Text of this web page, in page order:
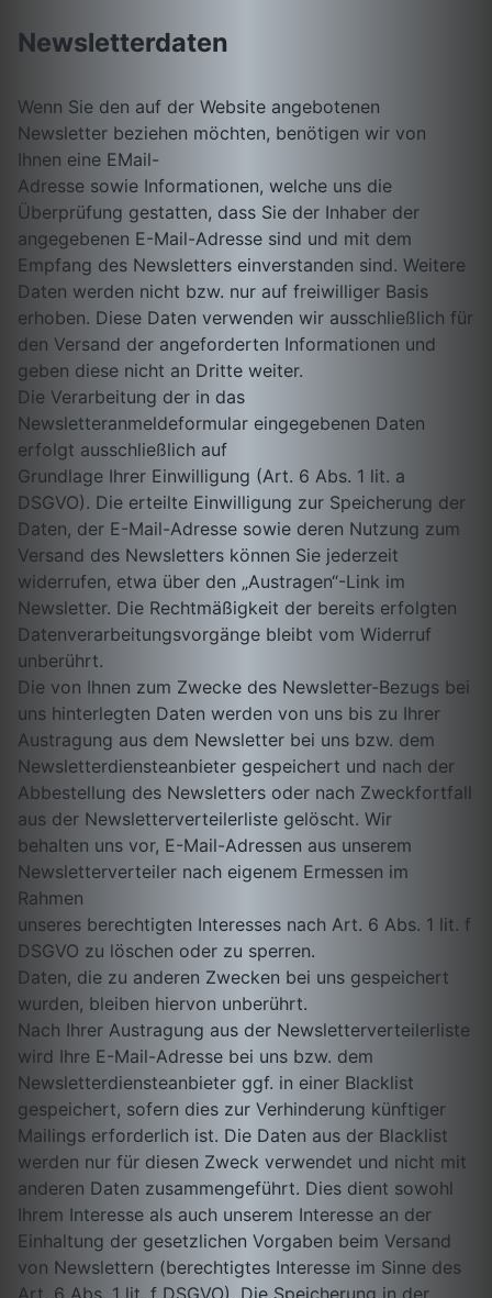
Newsletterdaten
Wenn Sie den auf der Website angebotenen
Newsletter beziehen möchten, benötigen wir von
Ihnen eine EMail-
Adresse sowie Informationen, welche uns die
Überprüfung gestatten, dass Sie der Inhaber der
angegebenen E-Mail-Adresse sind und mit dem
Empfang des Newsletters einverstanden sind. Weitere
Daten werden nicht bzw. nur auf freiwilliger Basis
erhoben. Diese Daten verwenden wir ausschließlich für
den Versand der angeforderten Informationen und
geben diese nicht an Dritte weiter.
Die Verarbeitung der in das
Newsletteranmeldeformular eingegebenen Daten
erfolgt ausschließlich auf
Grundlage Ihrer Einwilligung (Art. 6 Abs. 1 lit. a
DSGVO). Die erteilte Einwilligung zur Speicherung der
Daten, der E-Mail-Adresse sowie deren Nutzung zum
Versand des Newsletters können Sie jederzeit
widerrufen, etwa über den „Austragen“-Link im
Newsletter. Die Rechtmäßigkeit der bereits erfolgten
Datenverarbeitungsvorgänge bleibt vom Widerruf
unberührt.
Die von Ihnen zum Zwecke des Newsletter-Bezugs bei
uns hinterlegten Daten werden von uns bis zu Ihrer
Austragung aus dem Newsletter bei uns bzw. dem
Newsletterdiensteanbieter gespeichert und nach der
Abbestellung des Newsletters oder nach Zweckfortfall
aus der Newsletterverteilerliste gelöscht. Wir
behalten uns vor, E-Mail-Adressen aus unserem
Newsletterverteiler nach eigenem Ermessen im
Rahmen
unseres berechtigten Interesses nach Art. 6 Abs. 1 lit. f
DSGVO zu löschen oder zu sperren.
Daten, die zu anderen Zwecken bei uns gespeichert
wurden, bleiben hiervon unberührt.
Nach Ihrer Austragung aus der Newsletterverteilerliste
wird Ihre E-Mail-Adresse bei uns bzw. dem
Newsletterdiensteanbieter ggf. in einer Blacklist
gespeichert, sofern dies zur Verhinderung künftiger
Mailings erforderlich ist. Die Daten aus der Blacklist
werden nur für diesen Zweck verwendet und nicht mit
anderen Daten zusammengeführt. Dies dient sowohl
Ihrem Interesse als auch unserem Interesse an der
Einhaltung der gesetzlichen Vorgaben beim Versand
von Newslettern (berechtigtes Interesse im Sinne des